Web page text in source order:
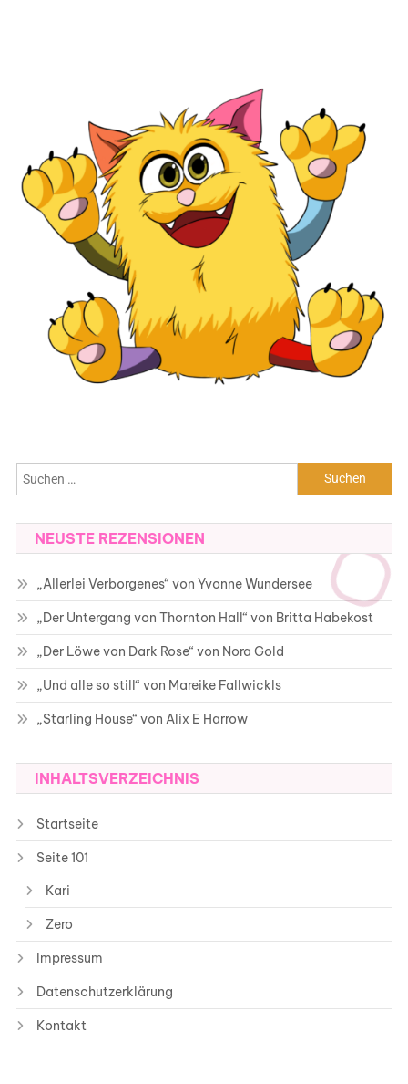
Suchen
nach:
NEUSTE REZENSIONEN
„Allerlei Verborgenes“ von Yvonne Wundersee
„Der Untergang von Thornton Hall“ von Britta Habekost
„Der Löwe von Dark Rose“ von Nora Gold
„Und alle so still“ von Mareike Fallwickls
„Starling House“ von Alix E Harrow
INHALTSVERZEICHNIS
Startseite
Seite 101
Kari
Zero
Impressum
Datenschutzerklärung
Kontakt